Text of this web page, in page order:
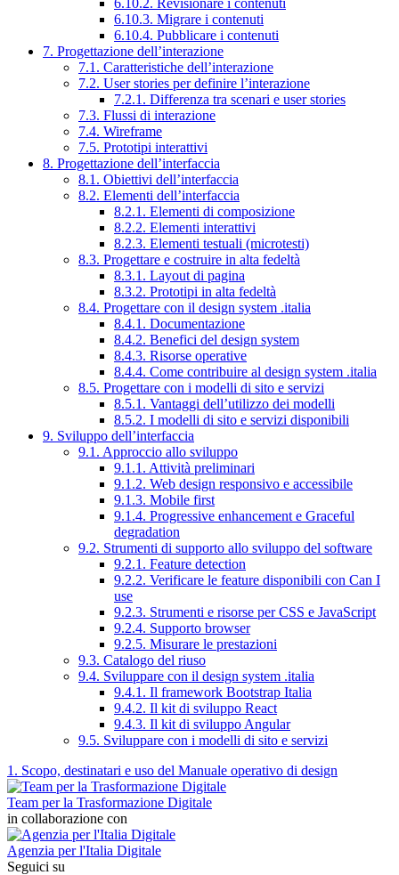
6.10.3. Migrare i contenuti
6.10.4. Pubblicare i contenuti
7. Progettazione dell’interazione
7.1. Caratteristiche dell’interazione
7.2. User stories per definire l’interazione
7.2.1. Differenza tra scenari e user stories
7.3. Flussi di interazione
7.4. Wireframe
7.5. Prototipi interattivi
8. Progettazione dell’interfaccia
8.1. Obiettivi dell’interfaccia
8.2. Elementi dell’interfaccia
8.2.1. Elementi di composizione
8.2.2. Elementi interattivi
8.2.3. Elementi testuali (microtesti)
8.3. Progettare e costruire in alta fedeltà
8.3.1. Layout di pagina
8.3.2. Prototipi in alta fedeltà
8.4. Progettare con il design system .italia
8.4.1. Documentazione
8.4.2. Benefici del design system
8.4.3. Risorse operative
8.4.4. Come contribuire al design system .italia
8.5. Progettare con i modelli di sito e servizi
8.5.1. Vantaggi dell’utilizzo dei modelli
8.5.2. I modelli di sito e servizi disponibili
9. Sviluppo dell’interfaccia
9.1. Approccio allo sviluppo
9.1.1. Attività preliminari
9.1.2. Web design responsivo e accessibile
9.1.3. Mobile first
9.1.4. Progressive enhancement e Graceful
degradation
9.2. Strumenti di supporto allo sviluppo del software
9.2.1. Feature detection
9.2.2. Verificare le feature disponibili con Can I
use
9.2.3. Strumenti e risorse per CSS e JavaScript
9.2.4. Supporto browser
9.2.5. Misurare le prestazioni
9.3. Catalogo del riuso
9.4. Sviluppare con il design system .italia
9.4.1. Il framework Bootstrap Italia
9.4.2. Il kit di sviluppo React
9.4.3. Il kit di sviluppo Angular
9.5. Sviluppare con i modelli di sito e servizi
1. Scopo, destinatari e uso del Manuale operativo di design
Team per la Trasformazione Digitale
in collaborazione con
Agenzia per l'Italia Digitale
Seguici su